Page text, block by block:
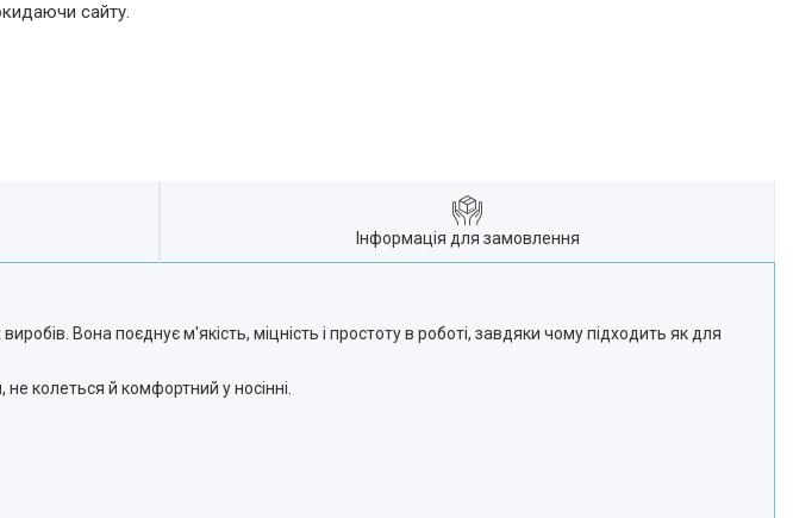
сайту.
Інформація для замовлення
Вона поєднує м'якість, міцність і простоту в роботі, завдяки чому підходить як для
колеться й комфортний у носінні.